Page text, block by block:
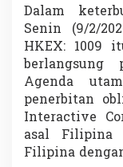
Dalam
Senin (9/2/
HKEX: 1009
berlangsung
Agenda
penerbitan
Interactive
asal Filipina
Filipina